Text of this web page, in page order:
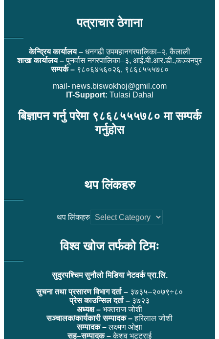
पत्राचार ठेगाना
केन्द्रिय कार्यालय – धनगढी उपमहानगरपालिका–२, कैलाली
शाखा कार्यालय –पुनर्वास नगरपालिका–३, आई.बी.आर.डी.,कञ्चनपुर
सम्पर्क –९८०६४५६०२६, ९८६८५५५७८०
mail- news.biswokhoj@gmil.com
IT-Support: Tulasi Dahal
बिज्ञापन गर्नु परेमा ९८६८५५५७८० मा सम्पर्क
गर्नुहोस
थप लिंकहरु
थप लिंकहरु
विश्व खोज तर्फको टिमः
सुदुरपश्चिम सुनौलो मिडिया नेटवर्क प्रा.लि.
सुचना तथा प्रसारण विभाग दर्ता – ३७३५–२०७९÷८०
प्रेस काउन्सिल दर्ता – ३७२३
अध्यक्ष – भक्तराज जोशी
सञ्चालक/कार्यकारी सम्पादक –हरिलाल जोशी
सम्पादक –लक्ष्मण ओझा
सह–सम्पादक –केशव भट्टराई